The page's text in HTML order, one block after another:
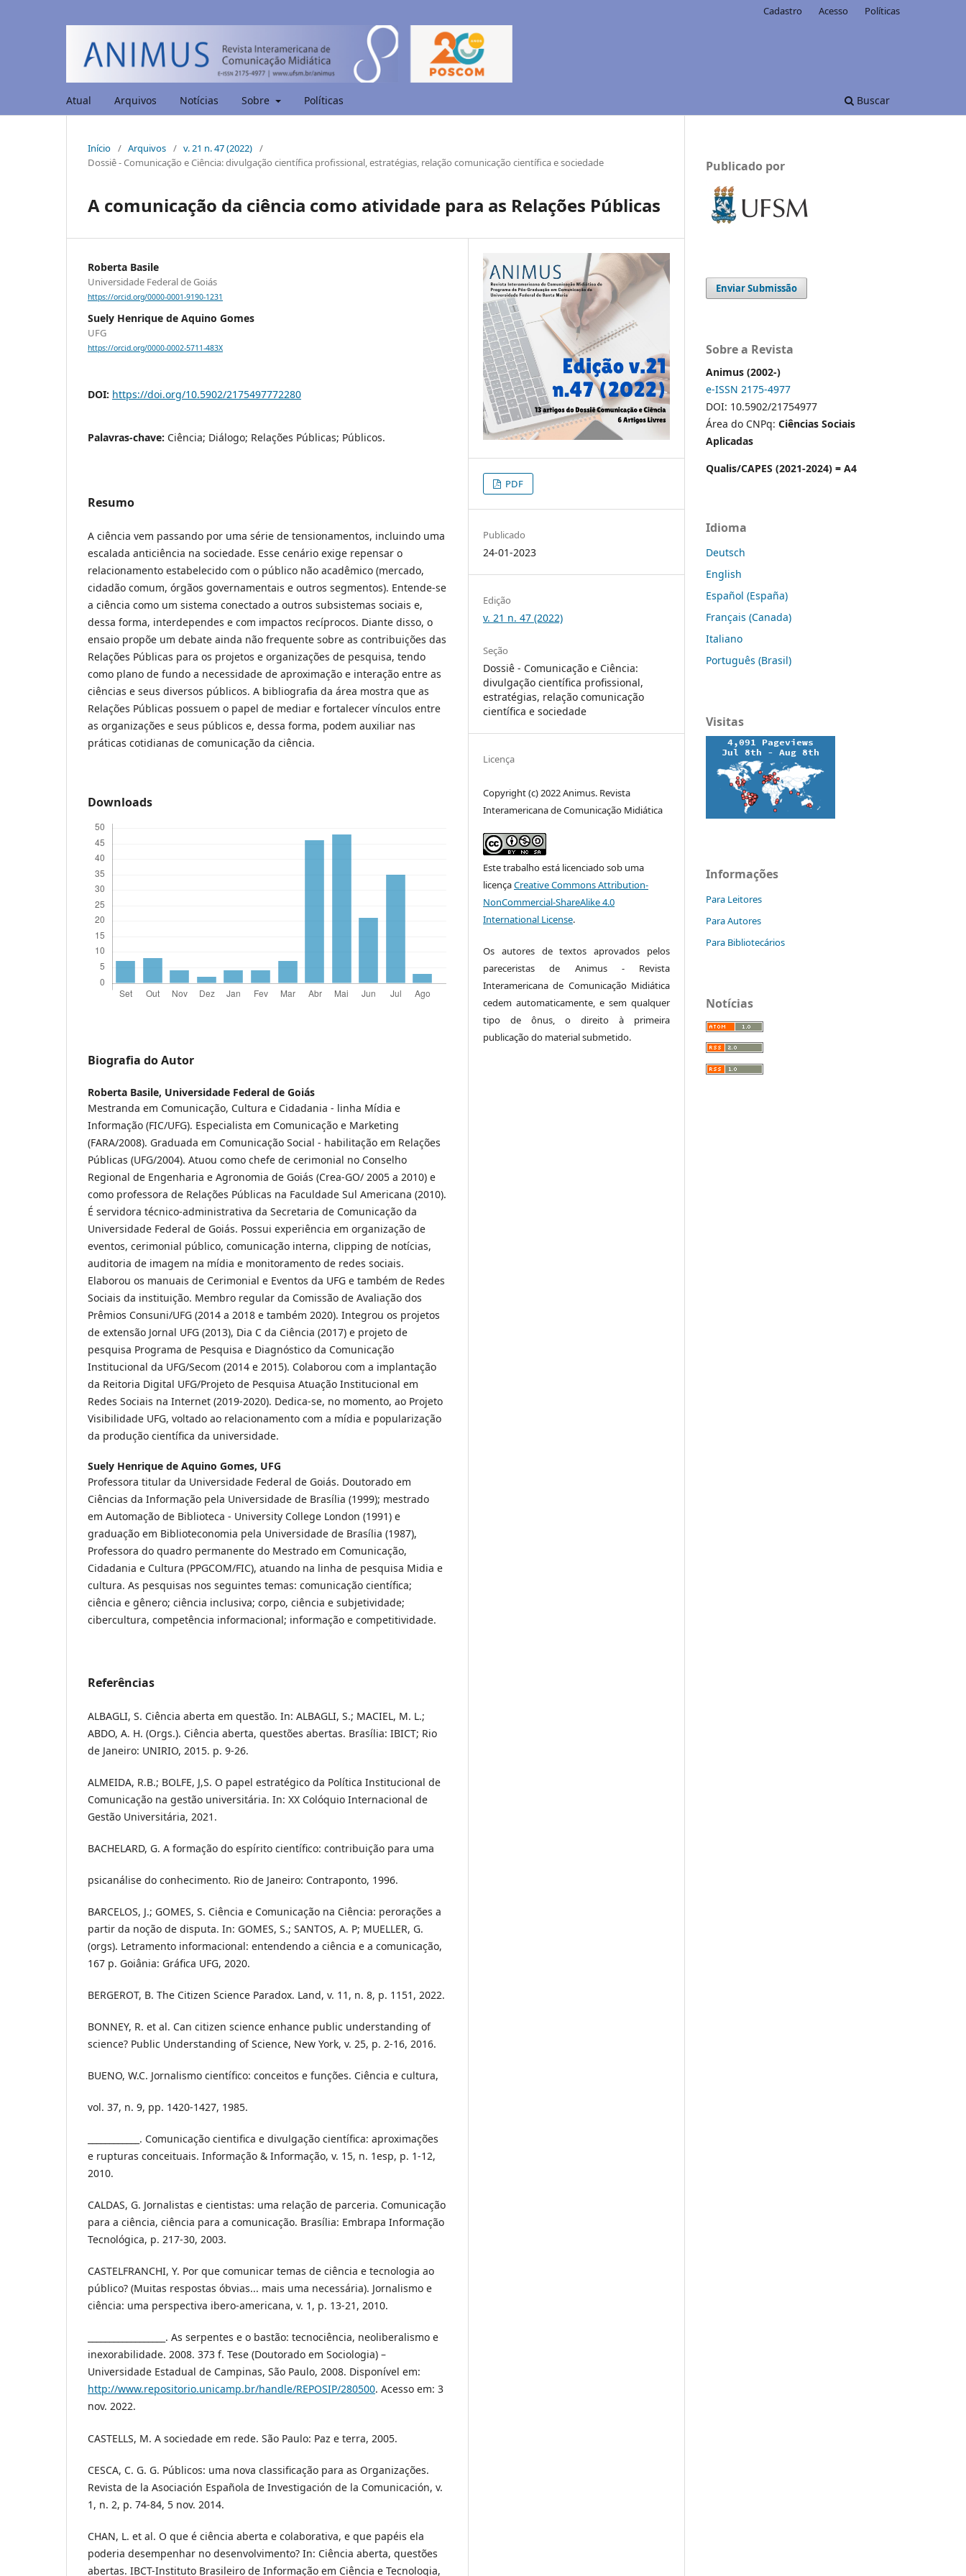
Atual Arquivos Notícias Sobre Políticas Buscar
Cadastro Acesso Políticas
Início / Arquivos / v. 21 n. 47 (2022) /
Dossiê - Comunicação e Ciência: divulgação científica profissional, estratégias, relação comunicação científica e sociedade
A comunicação da ciência como atividade para as Relações Públicas
Roberta Basile
Universidade Federal de Goiás
https://orcid.org/0000-0001-9190-1231
Suely Henrique de Aquino Gomes
UFG
https://orcid.org/0000-0002-5711-483X
DOI: https://doi.org/10.5902/2175497772280
Palavras-chave: Ciência; Diálogo; Relações Públicas; Públicos.
Resumo
A ciência vem passando por uma série de tensionamentos, incluindo uma
escalada anticiência na sociedade. Esse cenário exige repensar o
relacionamento estabelecido com o público não acadêmico (mercado,
cidadão comum, órgãos governamentais e outros segmentos). Entende-se
a ciência como um sistema conectado a outros subsistemas sociais e,
dessa forma, interdependes e com impactos recíprocos. Diante disso, o
ensaio propõe um debate ainda não frequente sobre as contribuições das
Relações Públicas para os projetos e organizações de pesquisa, tendo
como plano de fundo a necessidade de aproximação e interação entre as
ciências e seus diversos públicos. A bibliografia da área mostra que as
Relações Públicas possuem o papel de mediar e fortalecer vínculos entre
as organizações e seus públicos e, dessa forma, podem auxiliar nas
práticas cotidianas de comunicação da ciência.
Downloads
Biografia do Autor
Roberta Basile, Universidade Federal de Goiás
Mestranda em Comunicação, Cultura e Cidadania - linha Mídia e
Informação (FIC/UFG). Especialista em Comunicação e Marketing
(FARA/2008). Graduada em Comunicação Social - habilitação em Relações
Públicas (UFG/2004). Atuou como chefe de cerimonial no Conselho
Regional de Engenharia e Agronomia de Goiás (Crea-GO/ 2005 a 2010) e
como professora de Relações Públicas na Faculdade Sul Americana (2010).
É servidora técnico-administrativa da Secretaria de Comunicação da
Universidade Federal de Goiás. Possui experiência em organização de
eventos, cerimonial público, comunicação interna, clipping de notícias,
auditoria de imagem na mídia e monitoramento de redes sociais.
Elaborou os manuais de Cerimonial e Eventos da UFG e também de Redes
Sociais da instituição. Membro regular da Comissão de Avaliação dos
Prêmios Consuni/UFG (2014 a 2018 e também 2020). Integrou os projetos
de extensão Jornal UFG (2013), Dia C da Ciência (2017) e projeto de
pesquisa Programa de Pesquisa e Diagnóstico da Comunicação
Institucional da UFG/Secom (2014 e 2015). Colaborou com a implantação
da Reitoria Digital UFG/Projeto de Pesquisa Atuação Institucional em
Redes Sociais na Internet (2019-2020). Dedica-se, no momento, ao Projeto
Visibilidade UFG, voltado ao relacionamento com a mídia e popularização
da produção científica da universidade.
Suely Henrique de Aquino Gomes, UFG
Professora titular da Universidade Federal de Goiás. Doutorado em
Ciências da Informação pela Universidade de Brasília (1999); mestrado
em Automação de Biblioteca - University College London (1991) e
graduação em Biblioteconomia pela Universidade de Brasília (1987),
Professora do quadro permanente do Mestrado em Comunicação,
Cidadania e Cultura (PPGCOM/FIC), atuando na linha de pesquisa Midia e
cultura. As pesquisas nos seguintes temas: comunicação científica;
ciência e gênero; ciência inclusiva; corpo, ciência e subjetividade;
cibercultura, competência informacional; informação e competitividade.
Referências
ALBAGLI, S. Ciência aberta em questão. In: ALBAGLI, S.; MACIEL, M. L.;
ABDO, A. H. (Orgs.). Ciência aberta, questões abertas. Brasília: IBICT; Rio
de Janeiro: UNIRIO, 2015. p. 9-26.
ALMEIDA, R.B.; BOLFE, J,S. O papel estratégico da Política Institucional de
Comunicação na gestão universitária. In: XX Colóquio Internacional de
Gestão Universitária, 2021.
BACHELARD, G. A formação do espírito científico: contribuição para uma
psicanálise do conhecimento. Rio de Janeiro: Contraponto, 1996.
BARCELOS, J.; GOMES, S. Ciência e Comunicação na Ciência: perorações a
partir da noção de disputa. In: GOMES, S.; SANTOS, A. P; MUELLER, G.
(orgs). Letramento informacional: entendendo a ciência e a comunicação,
167 p. Goiânia: Gráfica UFG, 2020.
BERGEROT, B. The Citizen Science Paradox. Land, v. 11, n. 8, p. 1151, 2022.
BONNEY, R. et al. Can citizen science enhance public understanding of
science? Public Understanding of Science, New York, v. 25, p. 2-16, 2016.
BUENO, W.C. Jornalismo científico: conceitos e funções. Ciência e cultura,
vol. 37, n. 9, pp. 1420-1427, 1985.
____________. Comunicação cientifica e divulgação científica: aproximações
e rupturas conceituais. Informação & Informação, v. 15, n. 1esp, p. 1-12,
2010.
CALDAS, G. Jornalistas e cientistas: uma relação de parceria. Comunicação
para a ciência, ciência para a comunicação. Brasília: Embrapa Informação
Tecnológica, p. 217-30, 2003.
CASTELFRANCHI, Y. Por que comunicar temas de ciência e tecnologia ao
público? (Muitas respostas óbvias... mais uma necessária). Jornalismo e
ciência: uma perspectiva ibero-americana, v. 1, p. 13-21, 2010.
__________________. As serpentes e o bastão: tecnociência, neoliberalismo e
inexorabilidade. 2008. 373 f. Tese (Doutorado em Sociologia) –
Universidade Estadual de Campinas, São Paulo, 2008. Disponível em:
http://www.repositorio.unicamp.br/handle/REPOSIP/280500. Acesso em: 3
nov. 2022.
CASTELLS, M. A sociedade em rede. São Paulo: Paz e terra, 2005.
CESCA, C. G. G. Públicos: uma nova classificação para as Organizações.
Revista de la Asociación Española de Investigación de la Comunicación, v.
1, n. 2, p. 74-84, 5 nov. 2014.
CHAN, L. et al. O que é ciência aberta e colaborativa, e que papéis ela
poderia desempenhar no desenvolvimento? In: Ciência aberta, questões
abertas. IBCT-Instituto Brasileiro de Informação em Ciência e Tecnologia,
PDF
Publicado
24-01-2023
Edição
v. 21 n. 47 (2022)
Seção
Dossiê - Comunicação e Ciência:
divulgação científica profissional,
estratégias, relação comunicação
científica e sociedade
Licença
Copyright (c) 2022 Animus. Revista
Interamericana de Comunicação Midiática
Este trabalho está licenciado sob uma
licençaCreative Commons Attribution-
NonCommercial-ShareAlike 4.0
International License.
Os autores de textos aprovados pelos
pareceristas de Animus - Revista
Interamericana de Comunicação Midiática
cedem automaticamente, e sem qualquer
tipo de ônus, o direito à primeira
publicação do material submetido.
Publicado por
Enviar Submissão
Sobre a Revista
Animus (2002-)
e-ISSN 2175-4977
DOI: 10.5902/21754977
Área do CNPq: Ciências Sociais
Aplicadas
Qualis/CAPES (2021-2024) = A4
Idioma
Deutsch
English
Español (España)
Français (Canada)
Italiano
Português (Brasil)
Visitas
Informações
Para Leitores
Para Autores
Para Bibliotecários
Notícias